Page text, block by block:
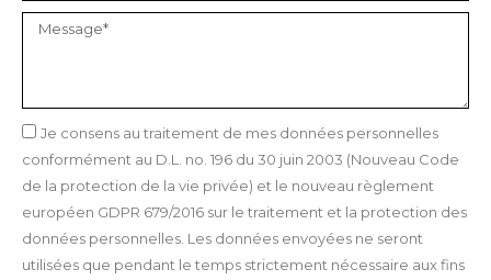
Je consens au traitement de mes données personnelles
conformément au D.L. no. 196 du 30 juin 2003 (Nouveau Code
de la protection de la vie privée) et le nouveau règlement
européen GDPR 679/2016 sur le traitement et la protection des
données personnelles. Les données envoyées ne seront
utilisées que pendant le temps strictement nécessaire aux fins